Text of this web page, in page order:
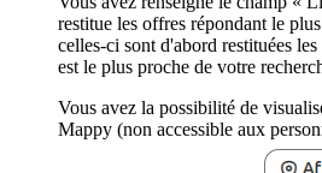
restitue les offres répondant le
celles-ci sont d'abord restituées
est le plus proche de votre
Vous avez la possibilité de
Mappy (non accessible aux